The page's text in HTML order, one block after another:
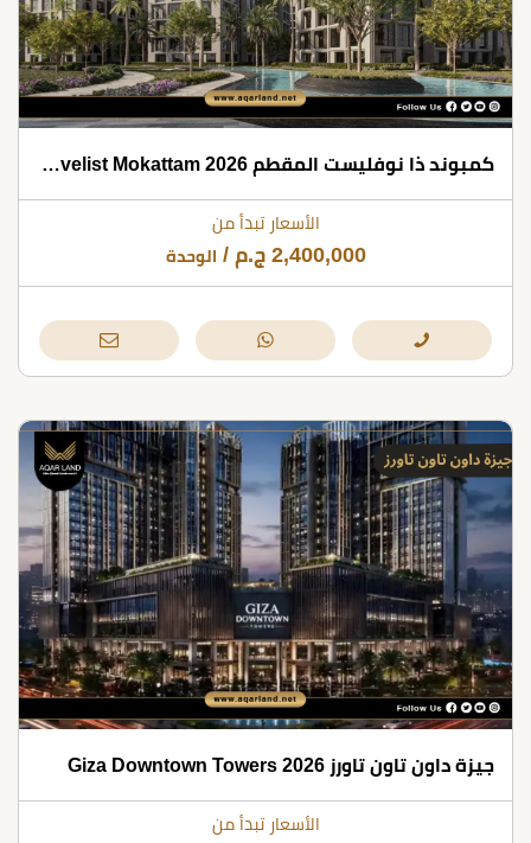
كمبوند ذا نوفليست المقطم 2026 The Novelist Mokattam
الأسعار تبدأ من
2,400,000 ج.م / الوحدة
جيزة داون تاون تاورز 2026 Giza Downtown Towers
الأسعار تبدأ من